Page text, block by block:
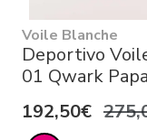
Voile Blanche
Deportivo
01 Qwark
192,50€